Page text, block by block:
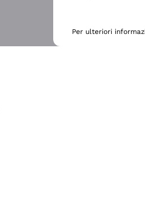
Per ulteriori